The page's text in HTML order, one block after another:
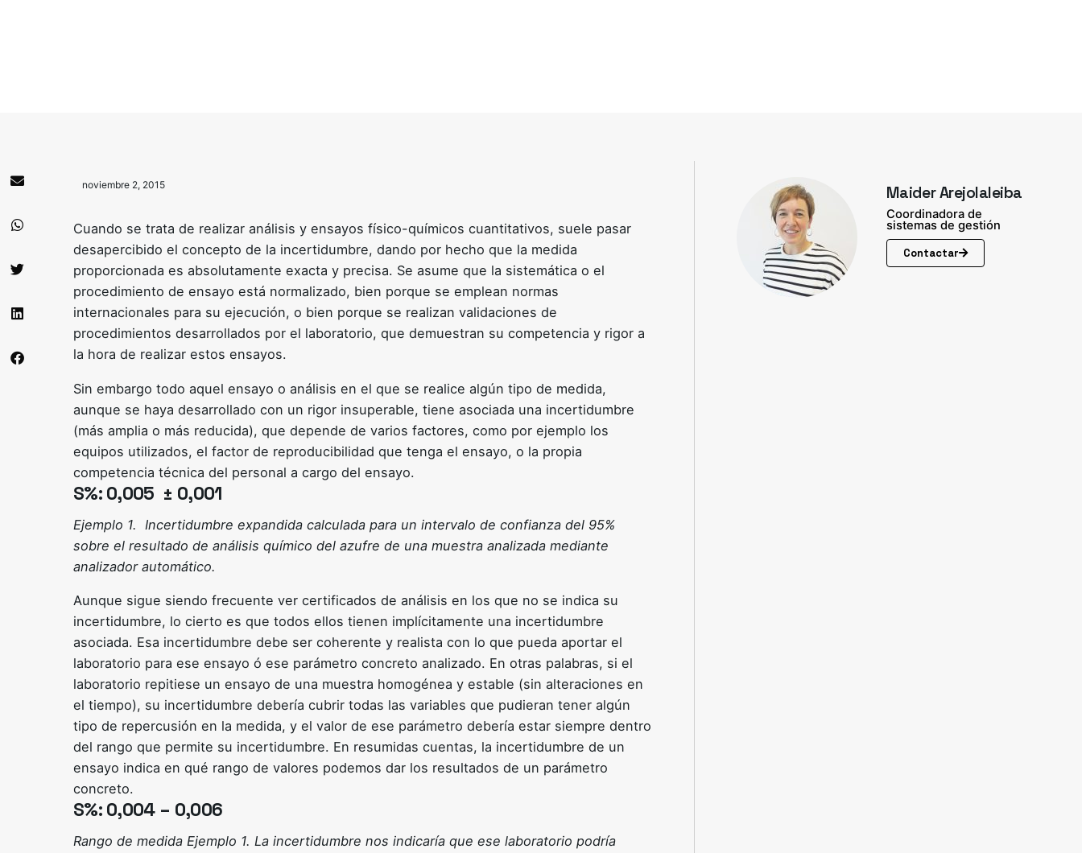
noviembre 2, 2015
Cuando se trata de realizar análisis y ensayos físico-químicos cuantitativos, suele pasar
desapercibido el concepto de la incertidumbre, dando por hecho que la medida
proporcionada es absolutamente exacta y precisa. Se asume que la sistemática o el
procedimiento de ensayo está normalizado, bien porque se emplean normas
internacionales para su ejecución, o bien porque se realizan validaciones de
procedimientos desarrollados por el laboratorio, que demuestran su competencia y rigor a
la hora de realizar estos ensayos.
Sin embargo todo aquel ensayo o análisis en el que se realice algún tipo de medida,
aunque se haya desarrollado con un rigor insuperable, tiene asociada una incertidumbre
(más amplia o más reducida), que depende de varios factores, como por ejemplo los
equipos utilizados, el factor de reproducibilidad que tenga el ensayo, o la propia
competencia técnica del personal a cargo del ensayo.
S%: 0,005 ± 0,001
Ejemplo 1. Incertidumbre expandida calculada para un intervalo de confianza del 95%
sobre el resultado de análisis químico del azufre de una muestra analizada mediante
analizador automático.
Aunque sigue siendo frecuente ver certificados de análisis en los que no se indica su
incertidumbre, lo cierto es que todos ellos tienen implícitamente una incertidumbre
asociada. Esa incertidumbre debe ser coherente y realista con lo que pueda aportar el
laboratorio para ese ensayo ó ese parámetro concreto analizado. En otras palabras, si el
laboratorio repitiese un ensayo de una muestra homogénea y estable (sin alteraciones en
el tiempo), su incertidumbre debería cubrir todas las variables que pudieran tener algún
tipo de repercusión en la medida, y el valor de ese parámetro debería estar siempre dentro
del rango que permite su incertidumbre. En resumidas cuentas, la incertidumbre de un
ensayo indica en qué rango de valores podemos dar los resultados de un parámetro
concreto.
S%: 0,004 – 0,006
Rango de medida Ejemplo 1. La incertidumbre nos indicaría que ese laboratorio podría
Maider Arejolaleiba
Coordinadora de
sistemas de gestión
Contactar